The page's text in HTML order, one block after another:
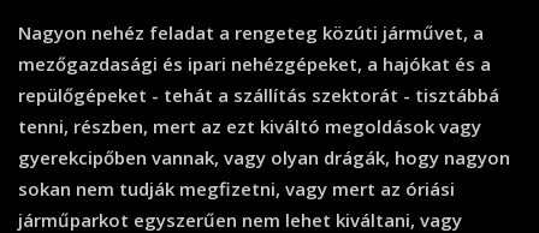
Nagyon nehéz feladat a rengeteg közúti járművet, a
mezőgazdasági és ipari nehézgépeket, a hajókat és a
repülőgépeket - tehát a szállítás szektorát - tisztábbá
tenni, részben, mert az ezt kiváltó megoldások vagy
gyerekcipőben vannak, vagy olyan drágák, hogy nagyon
sokan nem tudják megfizetni, vagy mert az óriási
járműparkot egyszerűen nem lehet kiváltani, vagy